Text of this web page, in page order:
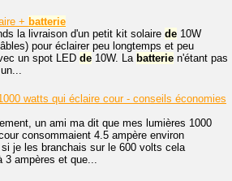
+ batterie
la livraison d'un petit kit solaire de 10W
pour éclairer peu longtemps et peu
un spot LED de 10W. La batterie n'étant pas
watts qui éclaire cour - conseils économies
un ami ma dit que mes lumières 1000
consommaient 4.5 ampère environ
je les branchais sur le 600 volts cela
3 ampères et que...